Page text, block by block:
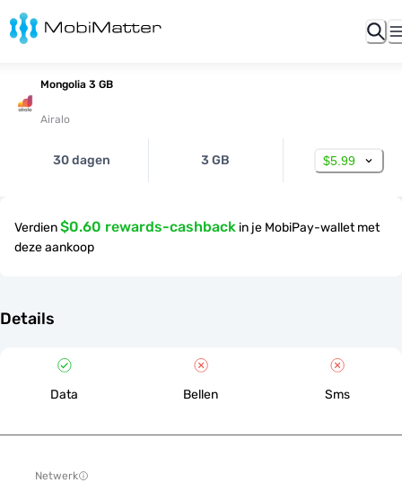
Mongolia 3 GB
Airalo
30 dagen 3 GB $5.99
Verdien$0.60 rewards-cashback in je MobiPay-wallet met
deze aankoop
Details
Data Bellen Sms
Netwerk